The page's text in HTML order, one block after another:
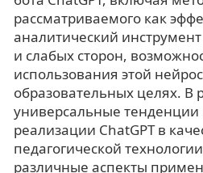
рассматриваемого как
аналитический
и слабых сторон,
использования этой
образовательных целях. В
универсальные тенденции
реализации ChatGPT в
педагогической
различные аспекты